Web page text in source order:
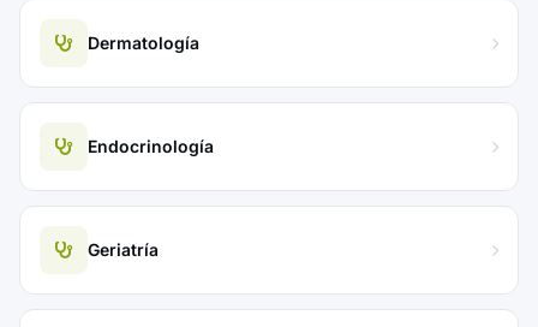
Dermatología
Endocrinología
Geriatría